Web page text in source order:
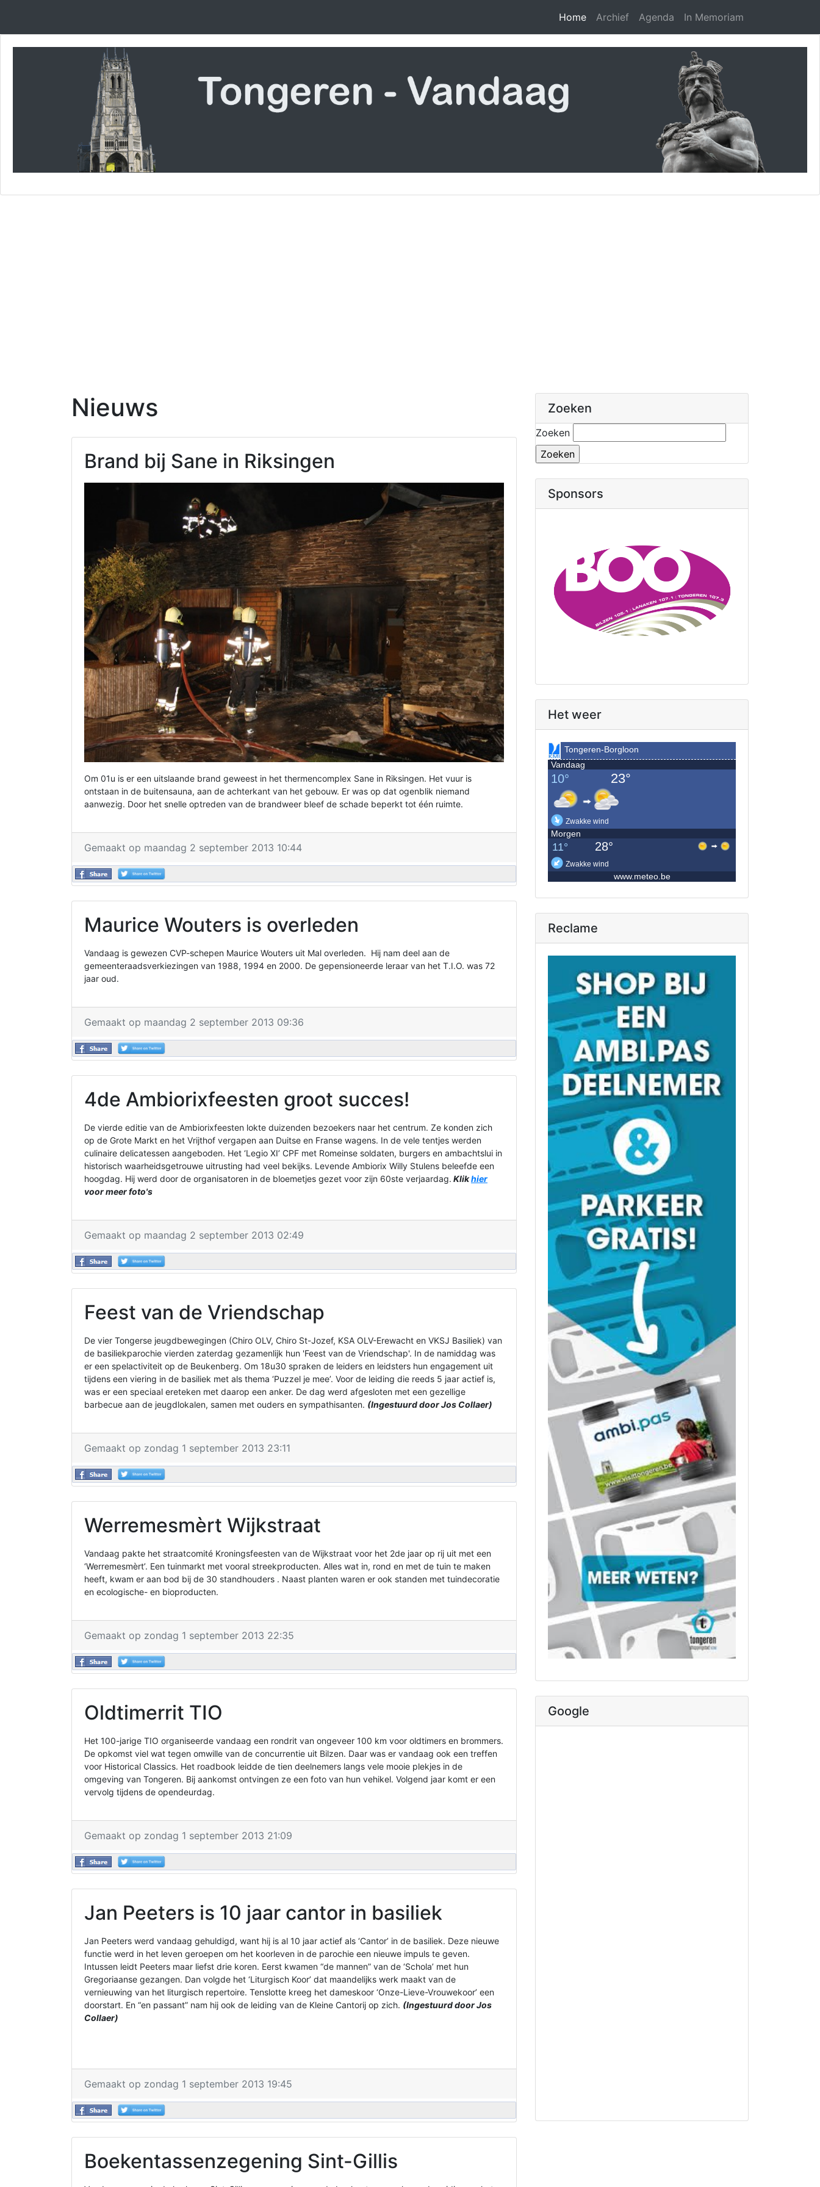
Home Archief Agenda In Memoriam
Nieuws
Brand bij Sane in Riksingen
Om 01u is er een uitslaande brand geweest in het thermencomplex Sane in Riksingen. Het vuur is
ontstaan in de buitensauna, aan de achterkant van het gebouw. Er was op dat ogenblik niemand
aanwezig. Door het snelle optreden van de brandweer bleef de schade beperkt tot één ruimte.
Gemaakt op maandag 2 september 2013 10:44
Maurice Wouters is overleden
Vandaag is gewezen CVP-schepen Maurice Wouters uit Mal overleden. Hij nam deel aan de
gemeenteraadsverkiezingen van 1988, 1994 en 2000. De gepensioneerde leraar van het T.I.O. was 72
jaar oud.
Gemaakt op maandag 2 september 2013 09:36
4de Ambiorixfeesten groot succes!
De vierde editie van de Ambiorixfeesten lokte duizenden bezoekers naar het centrum. Ze konden zich
op de Grote Markt en het Vrijthof vergapen aan Duitse en Franse wagens. In de vele tentjes werden
culinaire delicatessen aangeboden. Het ‘Legio XI’ CPF met Romeinse soldaten, burgers en ambachtslui in
historisch waarheidsgetrouwe uitrusting had veel bekijks. Levende Ambiorix Willy Stulens beleefde een
hoogdag. Hij werd door de organisatoren in de bloemetjes gezet voor zijn 60ste verjaardag. Klikhier
voor meer foto's
Gemaakt op maandag 2 september 2013 02:49
Feest van de Vriendschap
De vier Tongerse jeugdbewegingen (Chiro OLV, Chiro St-Jozef, KSA OLV-Erewacht en VKSJ Basiliek) van
de basiliekparochie vierden zaterdag gezamenlijk hun 'Feest van de Vriendschap'. In de namiddag was
er een spelactiviteit op de Beukenberg. Om 18u30 spraken de leiders en leidsters hun engagement uit
tijdens een viering in de basiliek met als thema ‘Puzzel je mee’. Voor de leiding die reeds 5 jaar actief is,
was er een speciaal ereteken met daarop een anker. De dag werd afgesloten met een gezellige
barbecue aan de jeugdlokalen, samen met ouders en sympathisanten. (Ingestuurd door Jos Collaer)
Gemaakt op zondag 1 september 2013 23:11
Werremesmèrt Wijkstraat
Vandaag pakte het straatcomité Kroningsfeesten van de Wijkstraat voor het 2de jaar op rij uit met een
‘Werremesmèrt’. Een tuinmarkt met vooral streekproducten. Alles wat in, rond en met de tuin te maken
heeft, kwam er aan bod bij de 30 standhouders . Naast planten waren er ook standen met tuindecoratie
en ecologische- en bioproducten.
Gemaakt op zondag 1 september 2013 22:35
Oldtimerrit TIO
Het 100-jarige TIO organiseerde vandaag een rondrit van ongeveer 100 km voor oldtimers en brommers.
De opkomst viel wat tegen omwille van de concurrentie uit Bilzen. Daar was er vandaag ook een treffen
voor Historical Classics. Het roadbook leidde de tien deelnemers langs vele mooie plekjes in de
omgeving van Tongeren. Bij aankomst ontvingen ze een foto van hun vehikel. Volgend jaar komt er een
vervolg tijdens de opendeurdag.
Gemaakt op zondag 1 september 2013 21:09
Jan Peeters is 10 jaar cantor in basiliek
Jan Peeters werd vandaag gehuldigd, want hij is al 10 jaar actief als ‘Cantor’ in de basiliek. Deze nieuwe
functie werd in het leven geroepen om het koorleven in de parochie een nieuwe impuls te geven.
Intussen leidt Peeters maar liefst drie koren. Eerst kwamen “de mannen” van de ‘Schola’ met hun
Gregoriaanse gezangen. Dan volgde het ‘Liturgisch Koor’ dat maandelijks werk maakt van de
vernieuwing van het liturgisch repertoire. Tenslotte kreeg het dameskoor ‘Onze-Lieve-Vrouwekoor’ een
doorstart. En “en passant” nam hij ook de leiding van de Kleine Cantorij op zich. (Ingestuurd door Jos
Collaer)
Gemaakt op zondag 1 september 2013 19:45
Boekentassenzegening Sint-Gillis
Zoeken
Zoeken
Sponsors
Het weer
Reclame
Google